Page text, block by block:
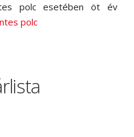
polc esetében öt év
polc